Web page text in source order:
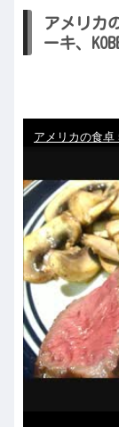
アメリカ
ーキ、